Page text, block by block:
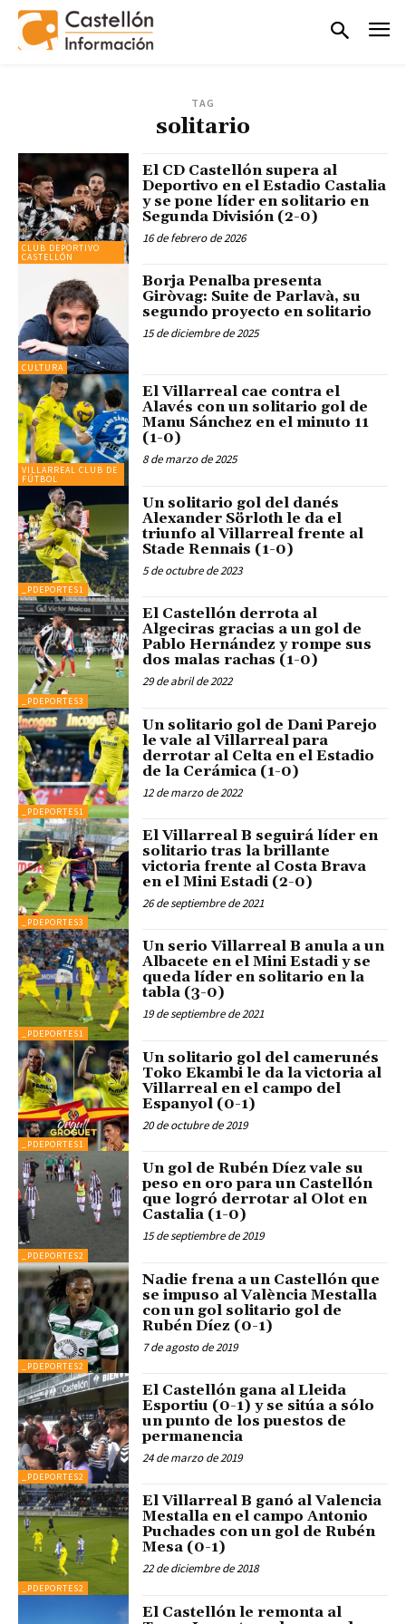
TAG
solitario
CLUB DEPORTIVO
CASTELLÓN
El CD Castellón supera al
Deportivo en el Estadio Castalia
y se pone líder en solitario en
Segunda División (2-0)
16 de febrero de 2026
CULTURA
Borja Penalba presenta
Giròvag: Suite de Parlavà, su
segundo proyecto en solitario
15 de diciembre de 2025
VILLARREAL CLUB DE
FÚTBOL
El Villarreal cae contra el
Alavés con un solitario gol de
Manu Sánchez en el minuto 11
(1-0)
8 de marzo de 2025
_PDEPORTES1
Un solitario gol del danés
Alexander Sörloth le da el
triunfo al Villarreal frente al
Stade Rennais (1-0)
5 de octubre de 2023
_PDEPORTES3
El Castellón derrota al
Algeciras gracias a un gol de
Pablo Hernández y rompe sus
dos malas rachas (1-0)
29 de abril de 2022
_PDEPORTES1
Un solitario gol de Dani Parejo
le vale al Villarreal para
derrotar al Celta en el Estadio
de la Cerámica (1-0)
12 de marzo de 2022
_PDEPORTES3
El Villarreal B seguirá líder en
solitario tras la brillante
victoria frente al Costa Brava
en el Mini Estadi (2-0)
26 de septiembre de 2021
_PDEPORTES1
Un serio Villarreal B anula a un
Albacete en el Mini Estadi y se
queda líder en solitario en la
tabla (3-0)
19 de septiembre de 2021
_PDEPORTES1
Un solitario gol del camerunés
Toko Ekambi le da la victoria al
Villarreal en el campo del
Espanyol (0-1)
20 de octubre de 2019
_PDEPORTES2
Un gol de Rubén Díez vale su
peso en oro para un Castellón
que logró derrotar al Olot en
Castalia (1-0)
15 de septiembre de 2019
_PDEPORTES2
Nadie frena a un Castellón que
se impuso al València Mestalla
con un gol solitario gol de
Rubén Díez (0-1)
7 de agosto de 2019
_PDEPORTES2
El Castellón gana al Lleida
Esportiu (0-1) y se sitúa a sólo
un punto de los puestos de
permanencia
24 de marzo de 2019
_PDEPORTES2
El Villarreal B ganó al Valencia
Mestalla en el campo Antonio
Puchades con un gol de Rubén
Mesa (0-1)
22 de diciembre de 2018
El Castellón le remonta al